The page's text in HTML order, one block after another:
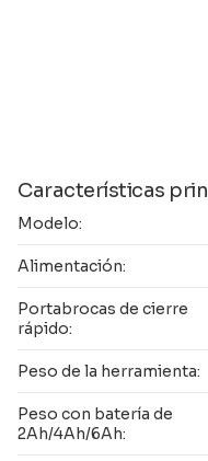
Características
Modelo:
Alimentación:
Portabrocas de cierre
rápido:
Peso de la herramienta:
Peso con batería de
2Ah/4Ah/6Ah: